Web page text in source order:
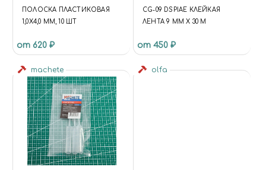
ПОЛОСКА ПЛАСТИКОВАЯ
1,0Х4,0 ММ, 10 ШТ
от 620 ₽
CG-09 DSPIAE КЛЕЙКАЯ
ЛЕНТА 9 ММ Х 30 М
от 450 ₽
machete olfa